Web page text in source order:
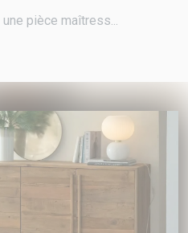
pièce maîtress...